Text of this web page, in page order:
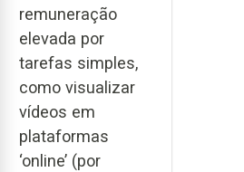
remuneração
elevada por
tarefas simples,
como visualizar
vídeos em
plataformas
‘online’ (por